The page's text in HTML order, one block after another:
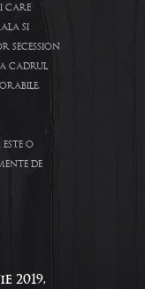
care
si
secession
cadrul
o
de
2019,